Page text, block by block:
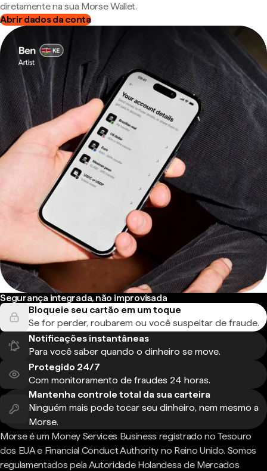
diretamente na sua Morse Wallet.
Abrir dados da conta
Segurança integrada, não improvisada
Bloqueie seu cartão em um toque
Se for perder, roubarem ou você suspeitar de fraude.
Notificações instantâneas
Para você saber quando o dinheiro se move.
Protegido 24/7
Com monitoramento de fraudes 24 horas.
Mantenha controle total da sua carteira
Ninguém mais pode tocar seu dinheiro, nem mesmo a
Morse.
Morse é um Money Services Business registrado no Tesouro
dos EUA e Financial Conduct Authority no Reino Unido. Somos
regulamentados pela Autoridade Holandesa de Mercados